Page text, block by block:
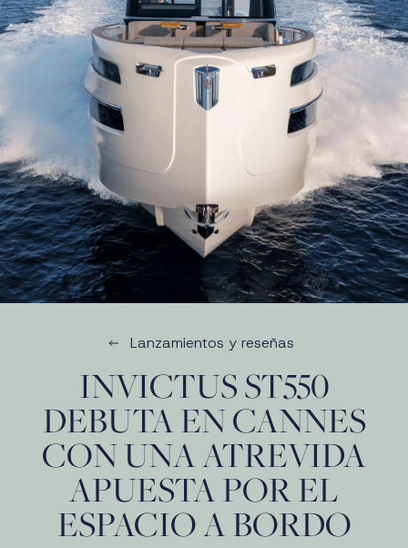
Lanzamientos y reseñas
INVICTUS ST550
DEBUTA EN CANNES
CON UNA ATREVIDA
APUESTA POR EL
ESPACIO A BORDO